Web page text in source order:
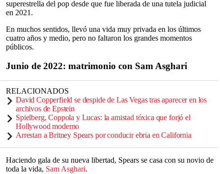
seconds
superestrella del pop desde que fue liberada de una tutela judicial
en 2021.
En muchos sentidos, llevó una vida muy privada en los últimos
cuatro años y medio, pero no faltaron los grandes momentos
públicos.
Junio de 2022: matrimonio con Sam Asghari
RELACIONADOS
David Copperfield se despide de Las Vegas tras aparecer en los
archivos de Epstein
Spielberg, Coppola y Lucas: la amistad tóxica que forjó el
Hollywood moderno
Arrestan a Britney Spears por conducir ebria en California
Haciendo gala de su nueva libertad, Spears se casa con su novio de
toda la vida, Sam Asghari.